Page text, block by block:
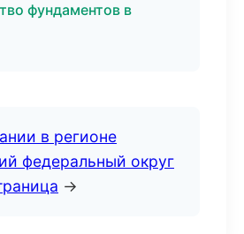
фундаментов в
в регионе
федеральный округ
→